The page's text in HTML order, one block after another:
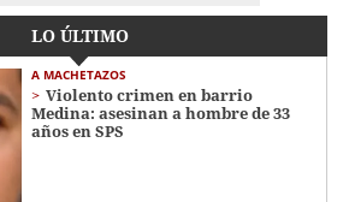
LO ÚLTIMO
A MACHETAZOS
Violento crimen en barrio
Medina: asesinan a hombre de 33
años en SPS